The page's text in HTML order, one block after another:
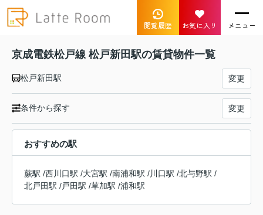
閲覧履歴 お気に入り メニュー
京成電鉄松戸線 松戸新田駅の賃貸物件一覧
松戸新田駅 変更
条件から探す 変更
おすすめの駅
蕨駅 /西川口駅 /大宮駅 /南浦和駅 /川口駅 /北与野駅 /
北戸田駅 /戸田駅 /草加駅 /浦和駅